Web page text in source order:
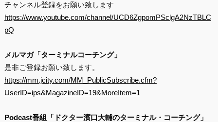
チャンネル登録をお願い致します
https://www.youtube.com/channel/UCD6ZgpomPSclgA2NzTBLC
pQ
メルマガ「ターミナルコーチング」
是非ご登録お願い致します。
https://mm.jcity.com/MM_PublicSubscribe.cfm?
UserID=ips&MagazineID=19&MoreItem=1
Podcast番組「ドクター濱口大輔のターミナル・コーチング」